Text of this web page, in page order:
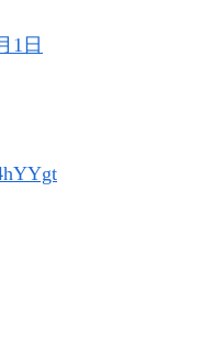
9月3日
1日